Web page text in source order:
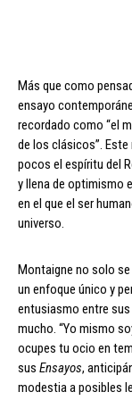
Más que como
ensayo
recordado como “el
de los clásicos”.
pocos el espíritu del
y llena de optimismo
en el que el ser
universo.
Montaigne no solo
un enfoque único y
entusiasmo entre
mucho. “Yo mismo
ocupes tu ocio en
sus Ensayos,
modestia a posibles